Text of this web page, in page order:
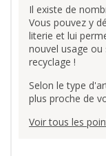
Il existe de
Vous pouvez y
literie et lui
nouvel usage
recyclage !
Selon le type
plus proche de
Voir tous les